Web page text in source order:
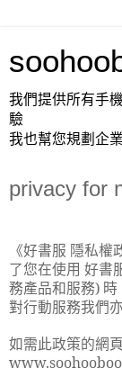
我們提供所有手
驗
我也幫您規劃企
privacy for
《好書服 隱私
了您在使用 好書
務產品和服務) 時
對行動服務我們
如需此政策的網